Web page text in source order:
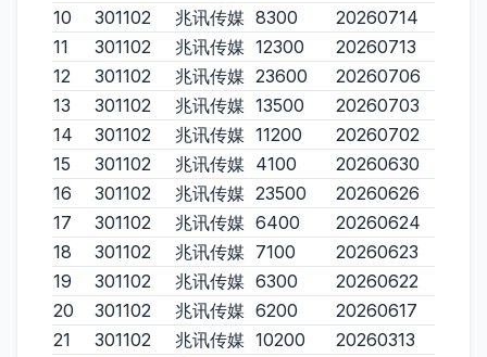
10
301102 兆讯传媒 8300
20260714
11
301102 兆讯传媒 12300
20260713
12
301102 兆讯传媒 23600
20260706
13
301102 兆讯传媒 13500
20260703
14
301102 兆讯传媒 11200
20260702
15
301102 兆讯传媒 4100
20260630
16
301102 兆讯传媒 23500
20260626
17
301102 兆讯传媒 6400
20260624
18
301102 兆讯传媒 7100
20260623
19
301102 兆讯传媒 6300
20260622
20
301102 兆讯传媒 6200
20260617
21
301102 兆讯传媒 10200
20260313